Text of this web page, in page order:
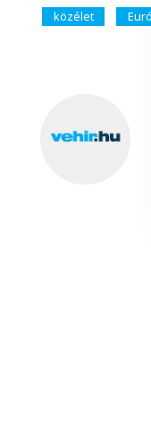
közélet